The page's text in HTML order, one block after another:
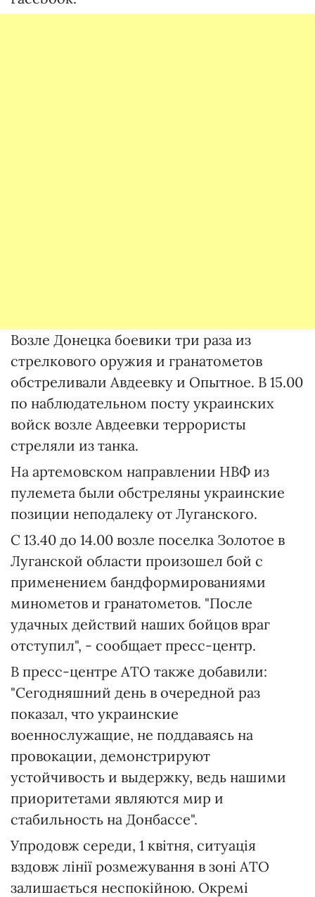
Возле Донецка боевики три раза из
стрелкового оружия и гранатометов
обстреливали Авдеевку и Опытное. В 15.00
по наблюдательном посту украинских
войск возле Авдеевки террористы
стреляли из танка.
На артемовском направлении НВФ из
пулемета были обстреляны украинские
позиции неподалеку от Луганского.
С 13.40 до 14.00 возле поселка Золотое в
Луганской области произошел бой с
применением бандформированиями
минометов и гранатометов. "После
удачных действий наших бойцов враг
отступил", - сообщает пресс-центр.
В пресс-центре АТО также добавили:
"Сегодняшний день в очередной раз
показал, что украинские
военнослужащие, не поддаваясь на
провокации, демонстрируют
устойчивость и выдержку, ведь нашими
приоритетами являются мир и
стабильность на Донбассе".
Упродовж середи, 1 квітня, ситуація
вздовж лінії розмежування в зоні АТО
залишається неспокійною. Окремі